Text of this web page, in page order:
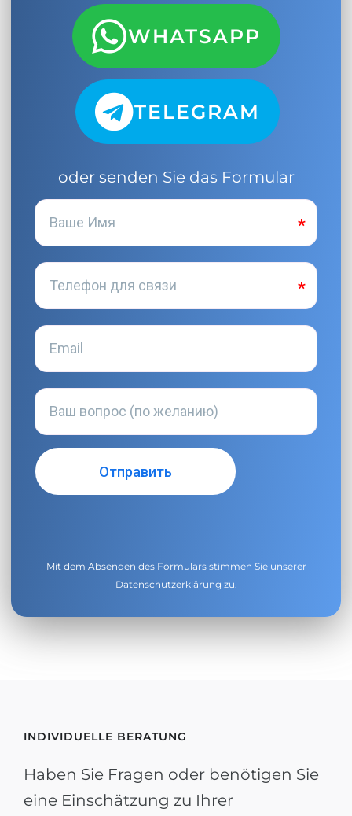
WHATSAPP
TELEGRAM
oder senden Sie das Formular
Mit dem Absenden des Formulars stimmen Sie unserer
Datenschutzerklärung zu.
INDIVIDUELLE BERATUNG
Haben Sie Fragen oder benötigen Sie
eine Einschätzung zu Ihrer